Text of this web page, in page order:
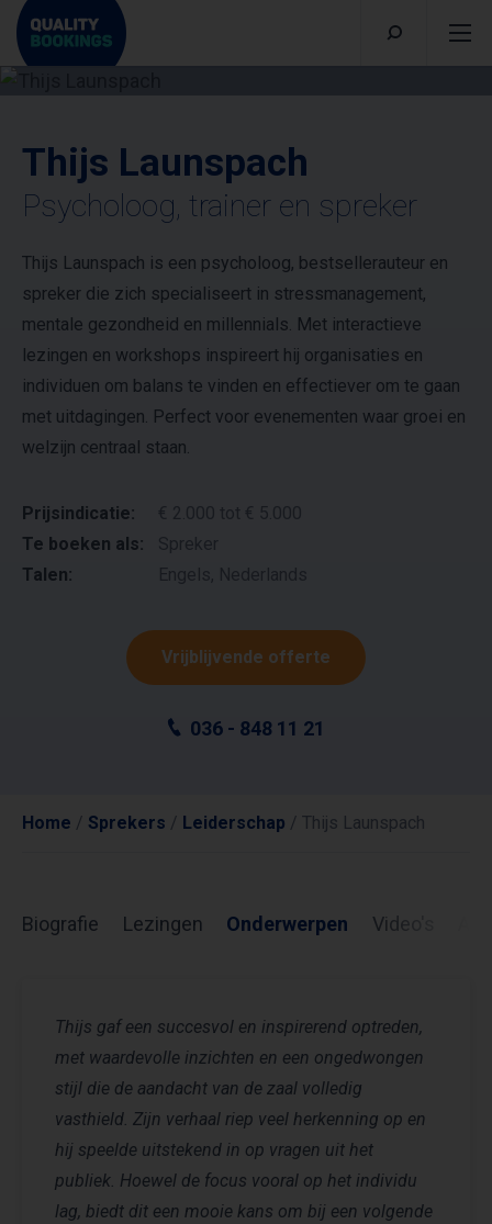
Thijs Launspach
Psycholoog, trainer en spreker
Thijs Launspach is een psycholoog, bestsellerauteur en
spreker die zich specialiseert in stressmanagement,
mentale gezondheid en millennials. Met interactieve
lezingen en workshops inspireert hij organisaties en
individuen om balans te vinden en effectiever om te gaan
met uitdagingen. Perfect voor evenementen waar groei en
welzijn centraal staan.
Prijsindicatie:
€ 2.000 tot € 5.000
Te boeken als:
Spreker
Talen:
Vrijblijvende offerte
036 - 848 11 21
Home / Sprekers / Leiderschap / Thijs Launspach
Biografie Lezingen Onderwerpen Video's
Thijs gaf een succesvol en inspirerend optreden,
met waardevolle inzichten en een ongedwongen
stijl die de aandacht van de zaal volledig
vasthield. Zijn verhaal riep veel herkenning op en
hij speelde uitstekend in op vragen uit het
publiek. Hoewel de focus vooral op het individu
lag, biedt dit een mooie kans om bij een volgende